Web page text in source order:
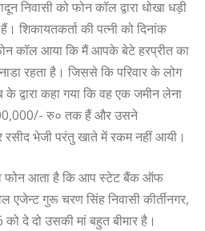
निवासी को फोन कॉल द्वारा धोखा धड़ी
की पत्नी को दिनांक
कॉल आया कि मैं आपके बेटे हरप्रीत का
रहता है। जिससे कि परिवार के लोग
द्वारा कहा गया कि वह एक जमीन लेना
रु० तक हैं और उसने
भेजी परंतु खाते में रकम नहीं आयी।
फोन आता है कि आप स्टेट बैंक ऑफ
गुरू चरण सिंह निवासी कीर्तीनगर,
दे दो उसकी मां बहुत बीमार है।